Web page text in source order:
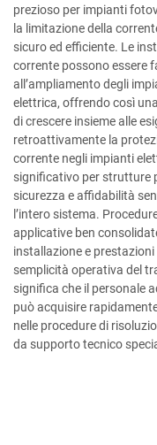
prezioso per impianti
la limitazione della
sicuro ed efficiente. Le
corrente possono essere
all’ampliamento degli
elettrica, offrendo così
di crescere insieme alle
retroattivamente la
corrente negli impianti
significativo per strutture
sicurezza e affidabilità
l’intero sistema.
applicative ben
installazione e
semplicità operativa del
significa che il personale
può acquisire
nelle procedure di
da supporto tecnico